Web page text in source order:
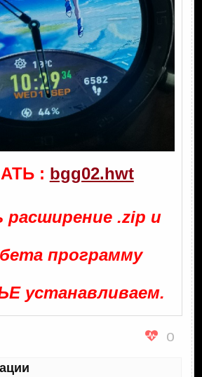
: bgg02.hwt
расширение .zip и
программу
устанавливаем.
0